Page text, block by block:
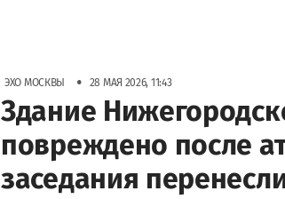
ЭХО МОСКВЫ • 28 МАЯ 2026, 11:43
Здание
повреждено после
заседания